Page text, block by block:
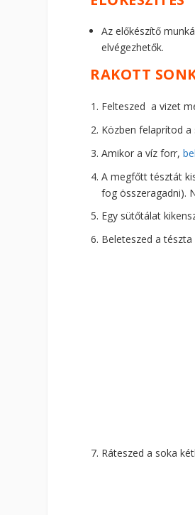
Az előkészítő
elvégezhetők.
RAKOTT
Felteszed a vizet
Közben felaprítod a
Amikor a víz forr,
A megfőtt tésztát
fog összeragadni).
Egy sütőtálat
Beleteszed a
Ráteszed a soka